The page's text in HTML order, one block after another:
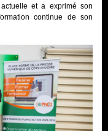
et a exprimé son
continue de son